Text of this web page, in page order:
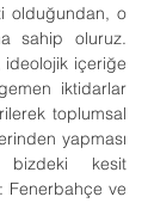
olduğundan, o
sahip oluruz.
ideolojik içeriğe
iktidarlar
toplumsal
yapması
bizdeki kesit
Fenerbahçe ve